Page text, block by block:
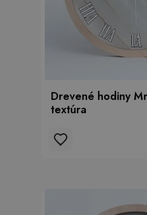
Drevené hodiny
textúra